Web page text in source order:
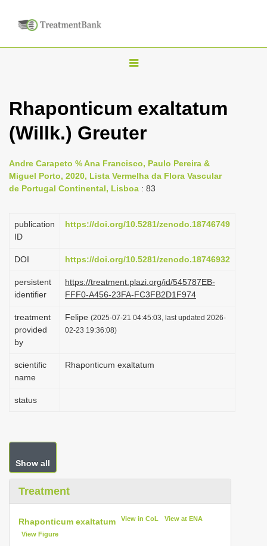
T
g
l
n
a
i
g
t
i
o
n
Rhaponticum exaltatum
(Willk.) Greuter
Andre Carapeto % Ana Francisco, Paulo Pereira &
Miguel Porto, 2020, Lista Vermelha da Flora Vascular
de Portugal Continental, Lisboa : 83
publication
ID
https://doi.org/10.5281/zenodo.18746749
DOI https://doi.org/10.5281/zenodo.18746932
persistent
identifier
https://treatment.plazi.org/id/545787EB-
FFF0-A456-23FA-FC3FB2D1F974
treatment
provided
by
Felipe (2025-07-21 04:45:03, last updated 2026-
02-23 19:36:08)
scientific
name
Rhaponticum exaltatum
status
Show all
Treatment
Rhaponticum exaltatum View in CoL View at ENA
View Figure